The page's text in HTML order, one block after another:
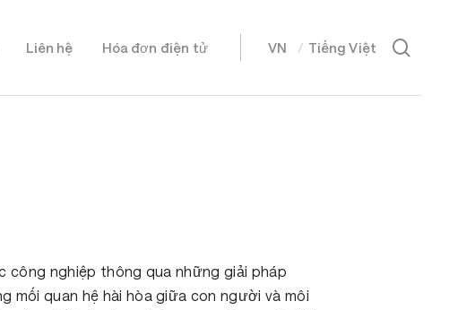
Liên hệ Hóa đơn điện tử VN Tiếng Việt
công nghiệp thông qua những giải pháp
mối quan hệ hài hòa giữa con người và môi